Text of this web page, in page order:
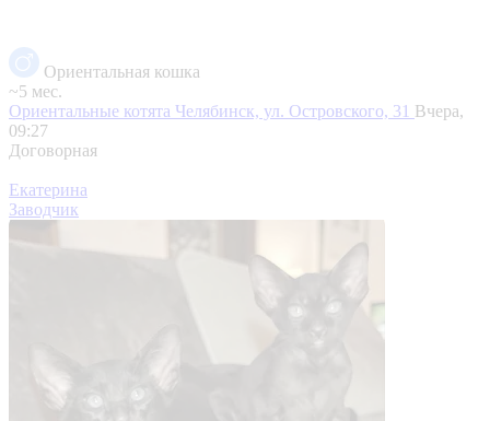
Ориентальная кошка
~5 мес.
Ориентальные котята Челябинск, ул. Островского, 31 Вчера,
09:27
Договорная
Екатерина
Заводчик